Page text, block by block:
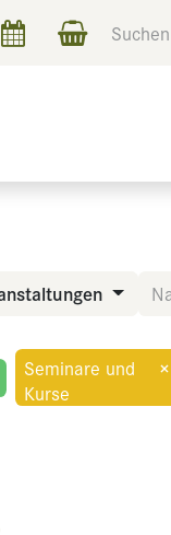
Seminare und
Kurse
×